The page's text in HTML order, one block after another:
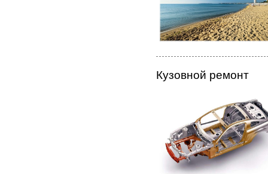
Кузовной ремонт